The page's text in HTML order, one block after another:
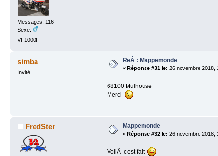
Messages: 116
Sexe:
VF1000F
simba
Invité
ReÂ : Mappemonde
« Réponse #31 le: 26 novembre 2018,
68100 Mulhouse
Merci
FredSter Mappemonde
« Réponse #32 le: 26 novembre 2018,
VoilÃ c'est fait